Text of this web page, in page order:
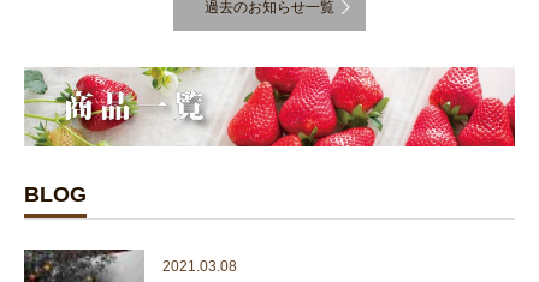
過去のお知らせ一覧
BLOG
2021.03.08